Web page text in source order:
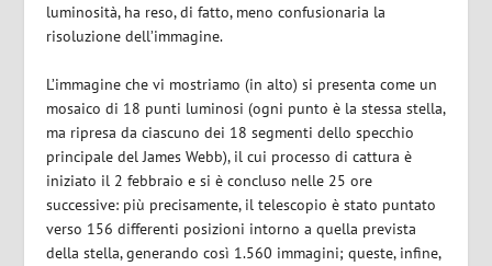
luminosità, ha reso, di fatto, meno confusionaria la
risoluzione dell’immagine.
L’immagine che vi mostriamo (in alto) si presenta come un
mosaico di 18 punti luminosi (ogni punto è la stessa stella,
ma ripresa da ciascuno dei 18 segmenti dello specchio
principale del James Webb), il cui processo di cattura è
iniziato il 2 febbraio e si è concluso nelle 25 ore
successive: più precisamente, il telescopio è stato puntato
verso 156 differenti posizioni intorno a quella prevista
della stella, generando così 1.560 immagini; queste, infine,